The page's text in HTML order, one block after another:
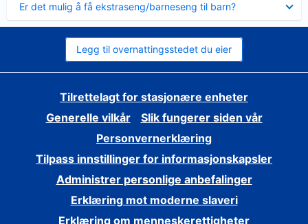
Er det mulig å få ekstraseng/barneseng til barn?
mindre
Legg til overnattingsstedet du eier
Tilrettelagt for stasjonære enheter
Generelle vilkår
Slik fungerer siden vår
Personvernerklæring
Tilpass innstillinger for informasjonskapsler
Administrer personlige anbefalinger
Erklæring mot moderne slaveri
Erklæring om menneskerettigheter